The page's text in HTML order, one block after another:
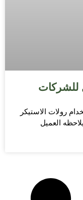
رولات الاستيكر
العميل